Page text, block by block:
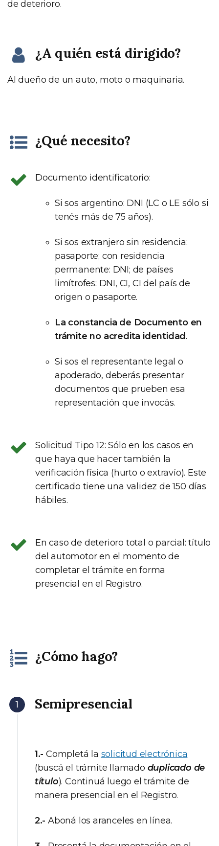
de deterioro.
¿A quién está dirigido?
Al dueño de un auto, moto o maquinaria.
¿Qué necesito?
Documento identificatorio:
Si sos argentino: DNI (LC o LE sólo si
tenés más de 75 años).
Si sos extranjero sin residencia:
pasaporte; con residencia
permanente: DNI; de países
limítrofes: DNI, CI, CI del país de
origen o pasaporte.
La constancia de Documento en
trámite no acredita identidad.
Si sos el representante legal o
apoderado, deberás presentar
documentos que prueben esa
representación que invocás.
Solicitud Tipo 12: Sólo en los casos en
que haya que hacer también la
verificación física (hurto o extravío). Este
certificado tiene una validez de 150 días
hábiles.
En caso de deterioro total o parcial: título
del automotor en el momento de
completar el trámite en forma
presencial en el Registro.
¿Cómo hago?
Semipresencial
1.- Completá la solicitud electrónica
(buscá el trámite llamado duplicado de
título). Continuá luego el trámite de
manera presencial en el Registro.
2.- Aboná los aranceles en línea.